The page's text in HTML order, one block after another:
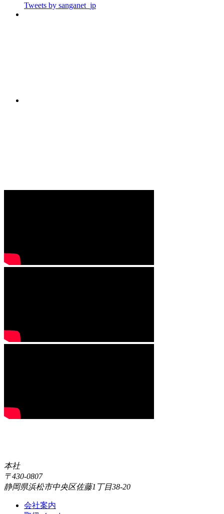
Tweets by sanganet_jp
本社
〒430-0807
静岡県浜松市中央区佐藤1丁目38-20
会社案内